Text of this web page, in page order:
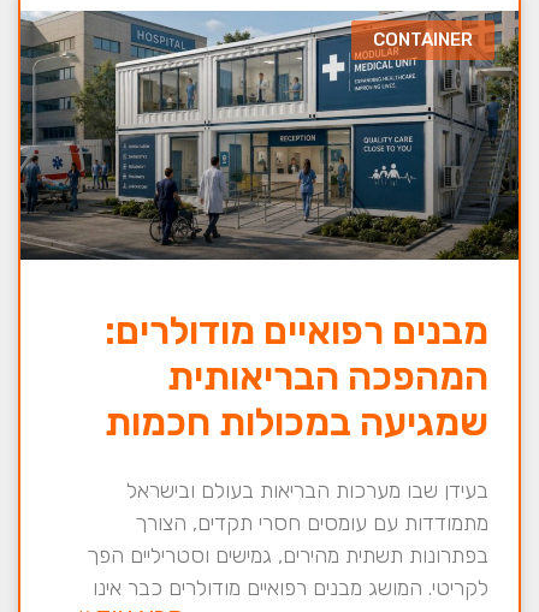
CONTAINER
מבנים רפואיים מודולרים:
המהפכה הבריאותית
שמגיעה במכולות חכמות
בעידן שבו מערכות הבריאות בעולם ובישראל
מתמודדות עם עומסים חסרי תקדים, הצורך
בפתרונות תשתית מהירים, גמישים וסטריליים הפך
לקריטי. המושג מבנים רפואיים מודולרים כבר אינו